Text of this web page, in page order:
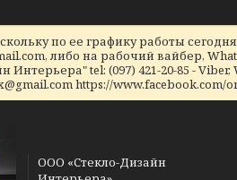
по ее графику работы
либо на рабочий вайбер,
tel: (097) 421-20-85 - Viber,
https://www.facebook.com/
ООО «Стекло-Дизайн